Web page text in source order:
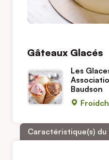
Gâteaux Glacés
Les
Baudson
Caractéristique(s)